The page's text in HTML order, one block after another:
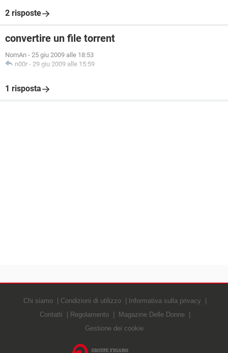
2 risposte
convertire un file torrent
NomAn - 25 giu 2009 alle 18:53
n00r - 29 giu 2009 alle 15:59
1 risposta
Chi siamo Condizioni di utilizzo
Informativa sulla privacy
Contatti
Regolamento
Magazine Delle Donne
Gestione dei cookie